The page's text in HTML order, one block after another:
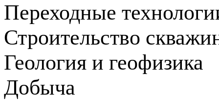
Переходные
Строительство
Геология и геофизика
Добыча